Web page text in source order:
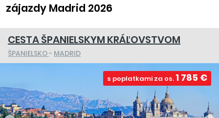
zájazdy Madrid 2026
CESTA ŠPANIELSKYM KRÁĽOVSTVOM
ŠPANIELSKO- MADRID
s poplatkami za os. 1 785 €